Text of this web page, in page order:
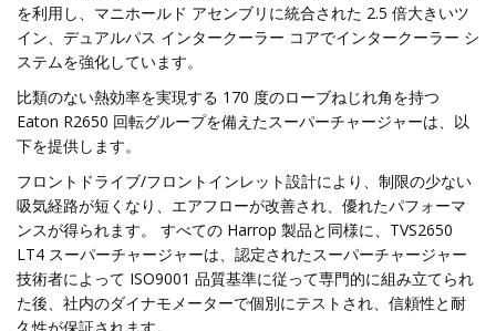
を利用し、マニホールド アセンブリに統合された 2.5 倍大きいツ
イン、デュアルパス インタークーラー コアでインタークーラー シ
ステムを強化しています。
比類のない熱効率を実現する 170 度のローブねじれ角を持つ
Eaton R2650 回転グループを備えたスーパーチャージャーは、以
下を提供します。
フロントドライブ/フロントインレット設計により、制限の少ない
吸気経路が短くなり、エアフローが改善され、優れたパフォーマ
ンスが得られます。 すべての Harrop 製品と同様に、TVS2650
LT4 スーパーチャージャーは、認定されたスーパーチャージャー
技術者によって ISO9001 品質基準に従って専門的に組み立てられ
た後、社内のダイナモメーターで個別にテストされ、信頼性と耐